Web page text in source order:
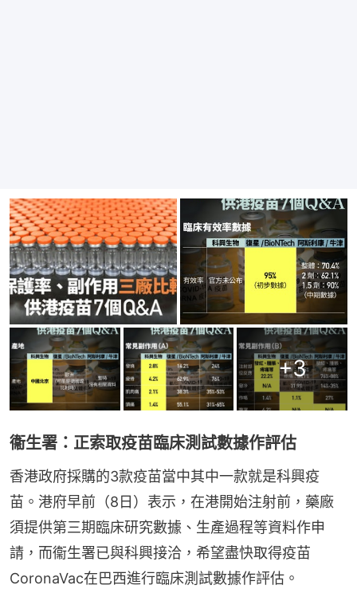
+3
衞生署：正索取疫苗臨床測試數據作評估
香港政府採購的3款疫苗當中其中一款就是科興疫
苗。港府早前（8日）表示，在港開始注射前，藥廠
須提供第三期臨床研究數據、生產過程等資料作申
請，而衞生署已與科興接洽，希望盡快取得疫苗
CoronaVac在巴西進行臨床測試數據作評估。